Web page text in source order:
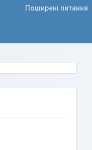
Поширені питання